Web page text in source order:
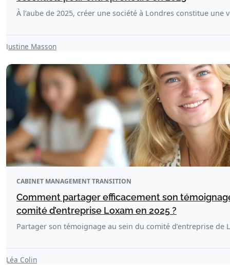
À l’aube de 2025, créer une société à Londres constitue une
Justine Masson
CABINET MANAGEMENT TRANSITION
Comment partager efficacement son
comité d’entreprise Loxam en 2025 ?
Partager son témoignage au sein du comité d’entreprise de
Léa Colin